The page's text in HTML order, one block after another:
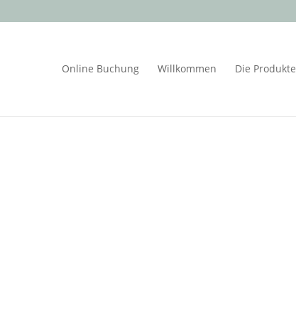
Online Buchung Willkommen Die